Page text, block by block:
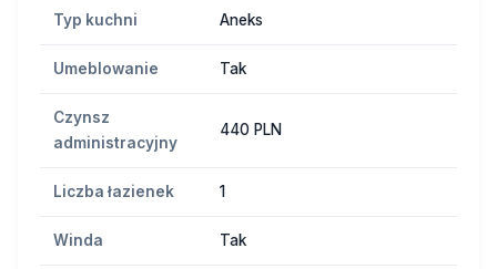
Typ kuchni Aneks
Umeblowanie Tak
Czynsz
administracyjny
440 PLN
Liczba łazienek 1
Winda Tak